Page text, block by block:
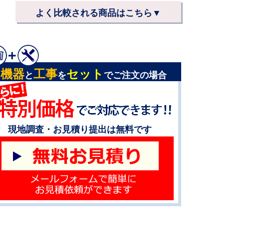
よく比較される商品はこちら▼
機器と工事をセット でご注文の場合
現地調査・お見積り提出は無料です